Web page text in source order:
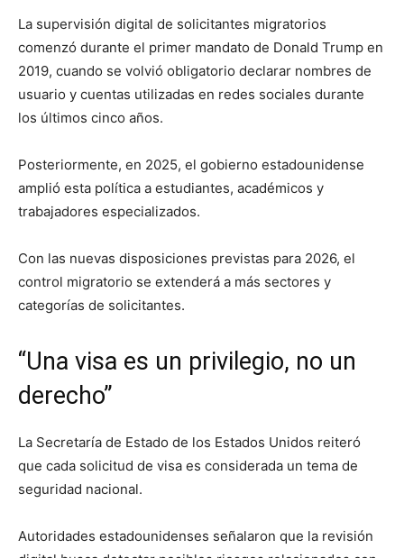
La supervisión digital de solicitantes migratorios
comenzó durante el primer mandato de Donald Trump en
2019, cuando se volvió obligatorio declarar nombres de
usuario y cuentas utilizadas en redes sociales durante
los últimos cinco años.
Posteriormente, en 2025, el gobierno estadounidense
amplió esta política a estudiantes, académicos y
trabajadores especializados.
Con las nuevas disposiciones previstas para 2026, el
control migratorio se extenderá a más sectores y
categorías de solicitantes.
“Una visa es un privilegio, no un
derecho”
La Secretaría de Estado de los Estados Unidos reiteró
que cada solicitud de visa es considerada un tema de
seguridad nacional.
Autoridades estadounidenses señalaron que la revisión